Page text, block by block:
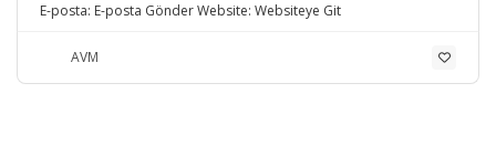
E-posta: E-posta GönderWebsite: Websiteye Git
AVM